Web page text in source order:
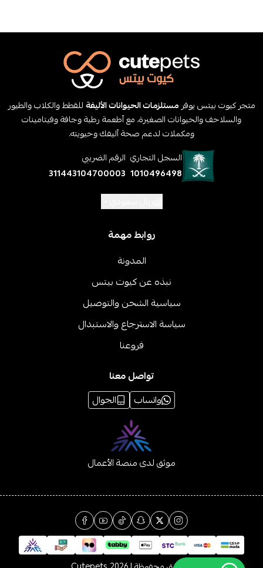
متجر كيوت بيتس يوفر مستلزمات الحيوانات الأليفةللقطط والكلاب والطيور
والسلاحف والحيوانات الصغيرة، مع أطعمة رطبة وجافة وفيتامينات
ومكملات لدعم صحة أليفك وحيويته.
السجل التجاري
1010496498
الرقم الضريبي
311443104700003
روابط مهمة
المدونة
نبذه عن كيوت بيتس
سياسية الشحن والتوصيل
سياسة الاسترجاع والاستبدال
فروعنا
تواصل معنا
واتساب
الجوال
موثق لدى منصة الأعمال